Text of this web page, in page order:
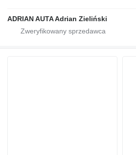
ADRIAN AUTA Adrian Zieliński